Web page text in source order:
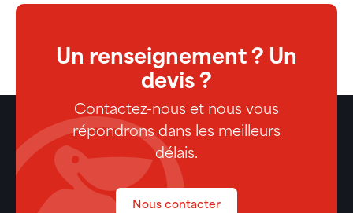
Un renseignement ? Un
devis ?
Contactez-nous et nous vous
répondrons dans les meilleurs
délais.
Nous contacter